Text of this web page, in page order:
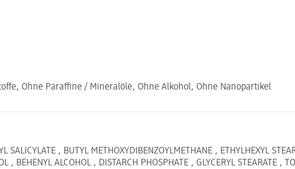
Ohne Paraffine / Mineralöle, Ohne Alkohol, Ohne Nanopartikel
SALICYLATE , BUTYL METHOXYDIBENZOYLMETHANE , ETHYLHEXYL
, BEHENYL ALCOHOL , DISTARCH PHOSPHATE , GLYCERYL STEARATE ,